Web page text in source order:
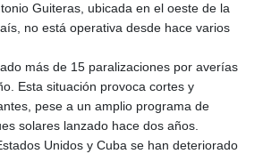
Guiteras, ubicada en el oeste de la
no está operativa desde hace varios
más de 15 paralizaciones por averías
Esta situación provoca cortes y
pese a un amplio programa de
solares lanzado hace dos años.
Unidos y Cuba se han deteriorado